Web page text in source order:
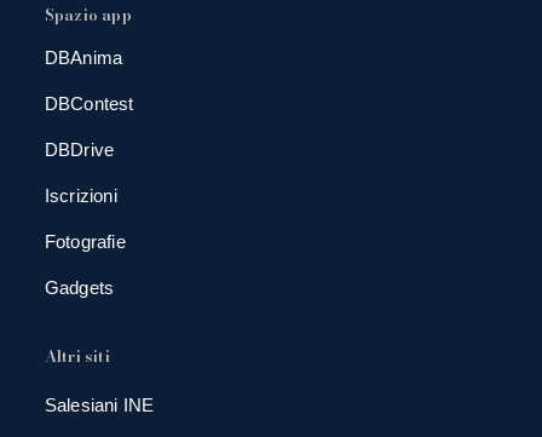
Spazio app
DBAnima
DBContest
DBDrive
Iscrizioni
Fotografie
Gadgets
Altri siti
Salesiani INE